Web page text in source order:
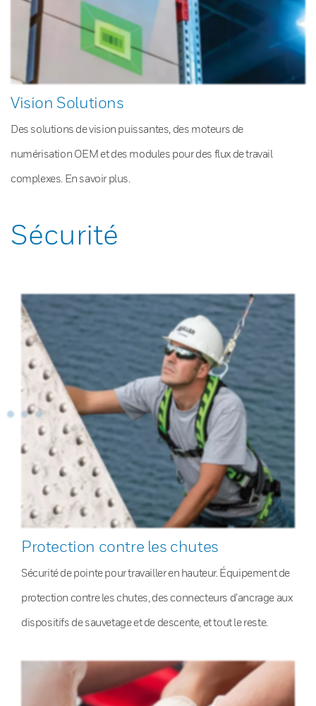
Vision Solutions
Des solutions de vision puissantes, des moteurs de
numérisation OEM et des modules pour des flux de travail
complexes. En savoir plus.
Sécurité
Protection contre les chutes
Sécurité de pointe pour travailler en hauteur. Équipement de
protection contre les chutes, des connecteurs d’ancrage aux
dispositifs de sauvetage et de descente, et tout le reste.